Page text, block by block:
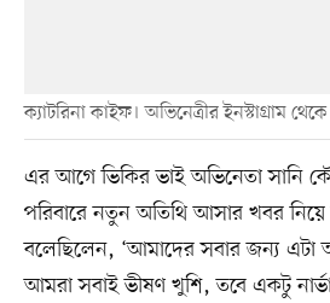
ক্যাটরিনা কাইফ। অভিনেত্রীর ইনস্টাগ্রাম থেকে
এর আগে ভিকির ভাই অভিনেতা সানি
পরিবারে নতুন অতিথি আসার খবর
বলেছিলেন, ‘আমাদের সবার জন্য
আমরা সবাই ভীষণ খুশি, তবে একটু